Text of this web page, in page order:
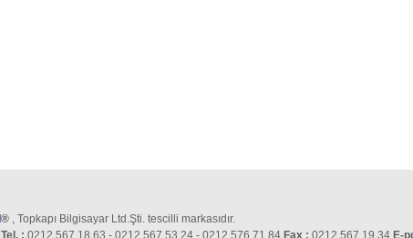
® , Topkapı Bilgisayar Ltd.Şti. tescilli markasıdır.
Tel. : 0212 567 18 63 - 0212 567 53 24 - 0212 576 71 84 Fax : 0212 567 19 34 E-